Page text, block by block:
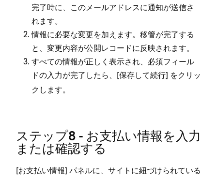
完了時に⁠、このメ⁠ールアドレスに通知が送信さ
れます⁠。
情報に必要な変更を加えます⁠。移管が完了する
と⁠、変更内容が公開レコ⁠ードに反映されます⁠。
すべての情報が正しく表示され⁠、必須フ⁠ィ⁠ール
ドの入力が完了したら⁠、[⁠保存して続行⁠] をクリ⁠ッ
クします⁠。
ステ⁠ップ8 - お支払い情報を入力
または確認する
[⁠お支払い情報⁠] パネルに⁠、サイトに紐づけられている